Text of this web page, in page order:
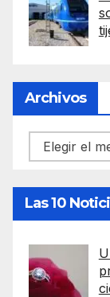
Archivos
Archivos
Las 10